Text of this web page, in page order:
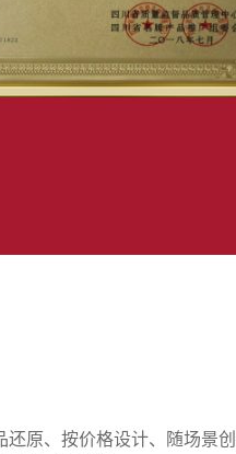
原、按价格设计、随场景创